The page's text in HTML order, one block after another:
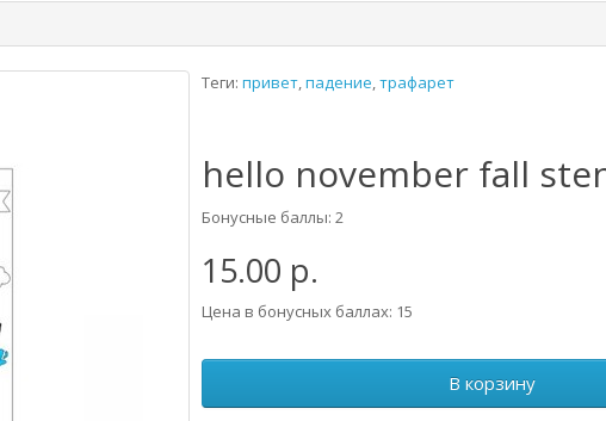
Теги: привет,падение,трафарет
hello november fall
Бонусные баллы: 2
15.00 р.
Цена в бонусных баллах: 15
В корзину